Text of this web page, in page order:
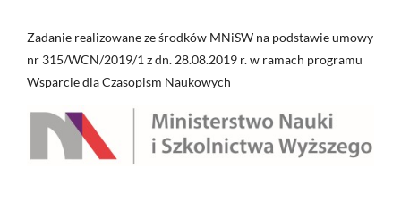
Zadanie realizowane ze środków MNiSW na podstawie umowy
nr 315/WCN/2019/1 z dn. 28.08.2019 r. w ramach programu
Wsparcie dla Czasopism Naukowych